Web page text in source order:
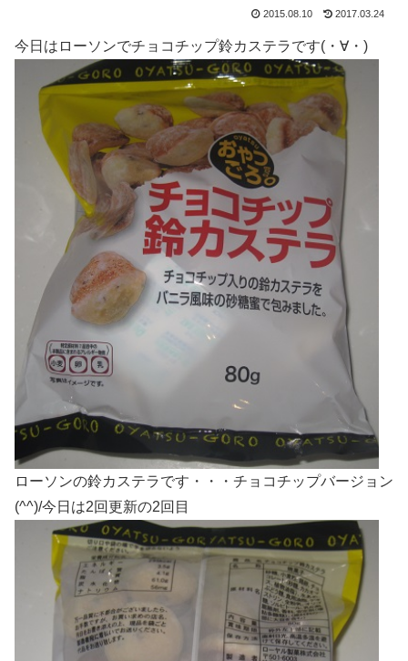
2015.08.10 2017.03.24
今日はローソンでチョコチップ鈴カステラです(・∀・)
ローソンの鈴カステラです・・・チョコチップバージョン
(^^)/今日は2回更新の2回目